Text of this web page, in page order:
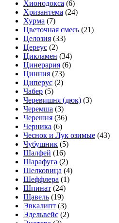
Хионодокса (6)
Хризантема (24)
Хурма (7)
Цветочная смесь (21)
Целозия (33)
Цереус (2)
Цикламен (34)
Цинерария (6)
Цинния (73)
Циперус (2)
Чабер (5)
Черевишня (дюк) (3)
Черемша (3)
Черешня (36)
Черника (6)
Чеснок и Лук озимые (43)
Чубушник (5)
Шалфей (16)
Шарафуга (2)
Шелковица (4)
Шеффлера (1)
Шпинат (24)
Щавель (19)
Эвкалипт (3)
Эдельвейс (2)